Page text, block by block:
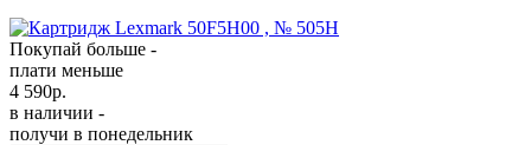
Покупай больше -
плати меньше
4 590р.
в наличии -
получи в понедельник